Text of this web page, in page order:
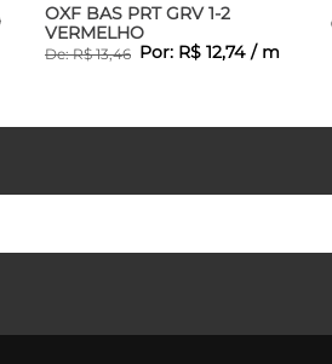
OXF BAS PRT GRV 1-2
VERMELHO
De:R$ 13,46 Por: R$ 12,74 / m